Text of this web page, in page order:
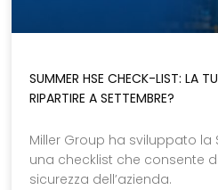
SUMMER HSE CHECK-LIST: LA
RIPARTIRE A SETTEMBRE?
Miller Group ha sviluppato la
una checklist che consente
sicurezza dell’azienda.